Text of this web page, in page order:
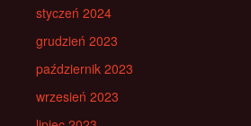
styczeń 2024
grudzień 2023
październik 2023
wrzesień 2023